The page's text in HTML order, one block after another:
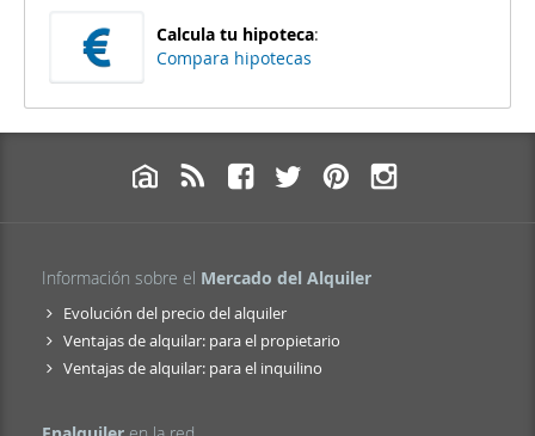
Calcula tu hipoteca:
Compara hipotecas
Información sobre el Mercado del Alquiler
Evolución del precio del alquiler
Ventajas de alquilar: para el propietario
Ventajas de alquilar: para el inquilino